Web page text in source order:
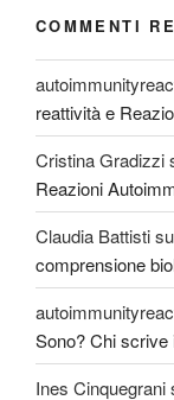
COMMENTI
reattività e
Cristina Gradizzi
Reazioni
Claudia Battistisu
comprensione
Sono? Chi scrive
Ines Cinquegrani